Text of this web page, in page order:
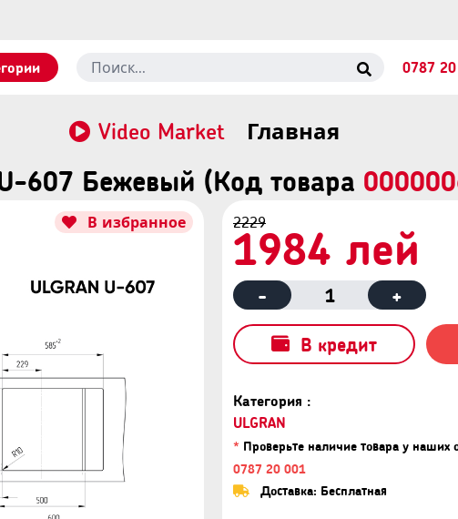
0787
Video Market Главная
607 Бежевый (Код товара
В избранное
Категория :
ULGRAN
* Проверьте наличие товара у наших
0787 20 001
Доставка: Бесплатная
2229
1984 лей
- 1 +
В кредит